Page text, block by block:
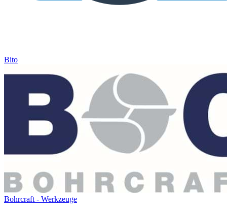
Bito
Bohrcraft - Werkzeuge